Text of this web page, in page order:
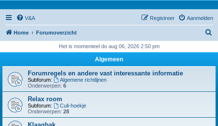
V&A Aanmelden
Registreer
Home Forumoverzicht
k
Het is momenteel do aug 06, 2026 2:50 pm
Algemeen
Forumregels en andere vast interessante informatie
Subforum:
Algemene richtlijnen
Onderwerpen: 6
Relax room
Subforum:
Culi-hoekje
Onderwerpen: 28